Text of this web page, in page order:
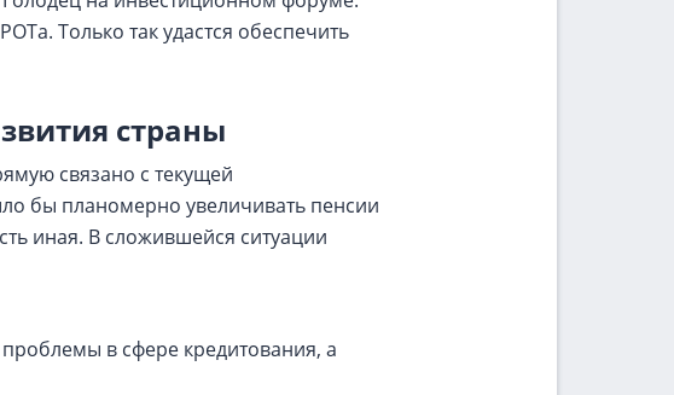
Только так удастся обеспечить
страны
связано с текущей
бы планомерно увеличивать пенсии
иная. В сложившейся ситуации
в сфере кредитования, а